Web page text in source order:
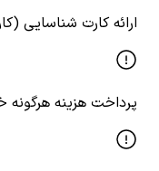
ارائه کارت شناسایی
پرداخت هزینه